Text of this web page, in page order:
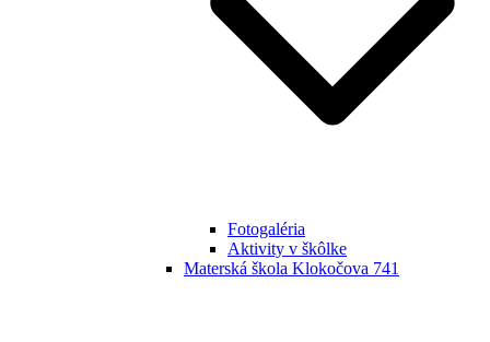
Fotogaléria
Aktivity v škôlke
Materská škola Klokočova 741